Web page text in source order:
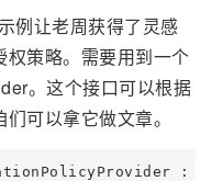
例让老周获得了灵感
策略。需要用到一个
。这个接口可以根据
可以拿它做文章。
: